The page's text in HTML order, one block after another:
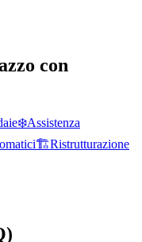
con
❄️Assistenza
🏗️Ristrutturazione